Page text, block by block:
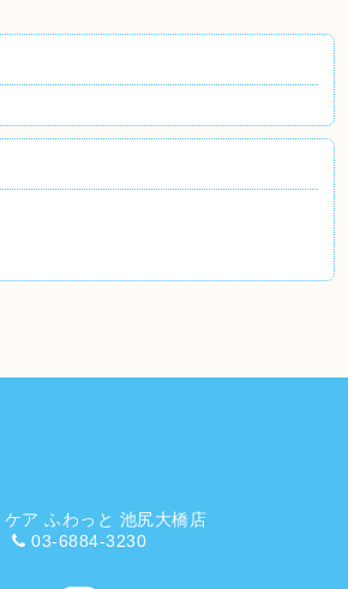
ケア ふわっと 池尻大橋店
03-6884-3230